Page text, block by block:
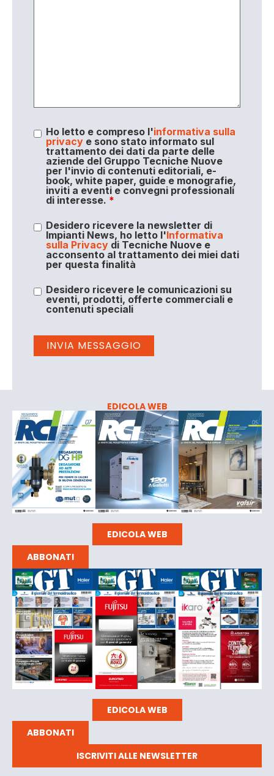
Ho letto e compreso l'informativa sulla
privacye sono stato informato sul
trattamento dei dati da parte delle
aziende del Gruppo Tecniche Nuove
per l'invio di contenuti editoriali, e-
book, white paper, guide e monografie,
inviti a eventi e convegni professionali
di interesse. *
Desidero ricevere la newsletter di
Impianti News, ho letto l'Informativa
sulla Privacydi Tecniche Nuove e
acconsento al trattamento dei miei dati
per questa finalità
Desidero ricevere le comunicazioni su
eventi, prodotti, offerte commerciali e
contenuti speciali
EDICOLA WEB
EDICOLA WEB
ABBONATI
EDICOLA WEB
ABBONATI
ISCRIVITI ALLE NEWSLETTER